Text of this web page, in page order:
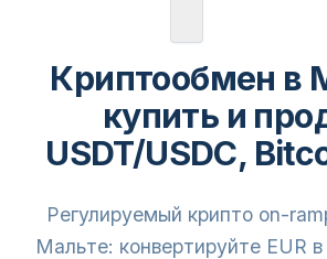
Криптообмен в
купить и
USDT/USDC,
Регулируемый крипто on-
Мальте: конвертируйте EUR